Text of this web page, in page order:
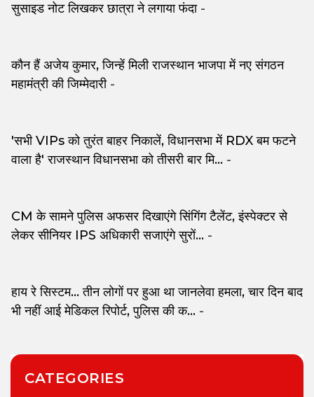
सुसाइड नोट लिखकर छात्रा ने लगाया फंदा-
कौन हैं अजेय कुमार, जिन्हें मिली राजस्थान भाजपा में नए संगठन
महामंत्री की जिम्मेदारी-
'सभी VIPs को तुरंत बाहर निकालें, विधानसभा में RDX बम फटने
वाला है' राजस्थान विधानसभा को तीसरी बार मि... -
CM के सामने पुलिस अफसर दिखाएंगे सिंगिंग टैलेंट, इंस्पेक्टर से
लेकर सीनियर IPS अधिकारी सजाएंगे सुरों... -
हाय रे सिस्टम... तीन लोगों पर हुआ था जानलेवा हमला, चार दिन बाद
भी नहीं आई मेडिकल रिपोर्ट, पुलिस की क... -
CATEGORIES